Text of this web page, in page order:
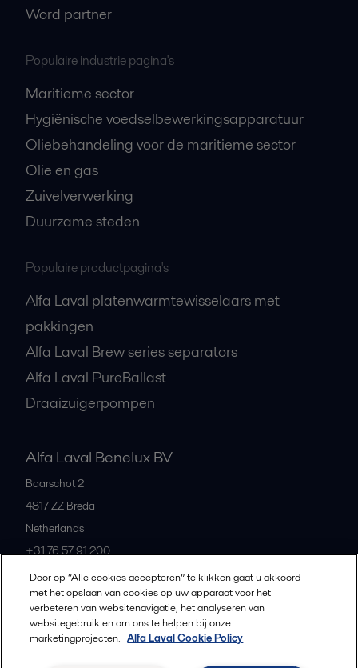
Word partner
Populaire industrie pagina's
Maritieme sector
Hygiënische voedselbewerkingsapparatuur
Oliebehandeling voor de maritieme sector
Olie en gas
Zuivelverwerking
Duurzame steden
Populaire productpagina's
Alfa Laval platenwarmtewisselaars met
pakkingen
Alfa Laval Brew series separators
Alfa Laval PureBallast
Draaizuigerpompen
Alfa Laval Benelux BV
Baarschot 2
4817 ZZ Breda
Netherlands
+31 76 57 91 200
All offices and partners
Door op “Alle cookies accepteren” te klikken gaat u akkoord
met het opslaan van cookies op uw apparaat voor het
verbeteren van websitenavigatie, het analyseren van
websitegebruik en om ons te helpen bij onze
marketingprojecten. Alfa Laval Cookie Policy